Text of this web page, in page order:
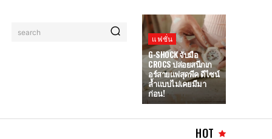
search
แฟชั่น
G-SHOCK จับมือ
CROCS ปล่อยสนีกเก
อร์สายแฟสุดพีค ดีไซน์
ล้ำแบบไม่เคยมีมา
ก่อน!
HOT